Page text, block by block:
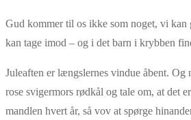
Gud kommer til os ikke som noget, vi kan
kan tage imod – og i det barn i krybben
Juleaften er længslernes vindue åbent.
rose svigermors rødkål og tale om, at det
mandlen hvert år, så vov at spørge